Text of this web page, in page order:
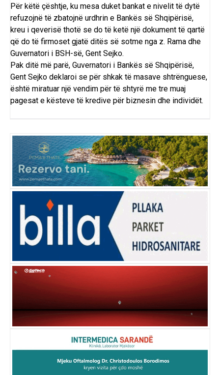
Për këtë çështje, ku mesa duket bankat e nivelit të dytë
refuzojnë të zbatojnë urdhrin e Bankës së Shqipërisë,
kreu i qeverisë thotë se do të ketë një dokument të qartë
që do të firmoset gjatë ditës së sotme nga z. Rama dhe
Guvernatori i BSH-së, Gent Sejko.
Pak ditë më parë, Guvernatori i Bankës së Shqipërisë,
Gent Sejko deklaroi se për shkak të masave shtrënguese,
është miratuar një vendim për të shtyrë me tre muaj
pagesat e kësteve të kredive për biznesin dhe individët.